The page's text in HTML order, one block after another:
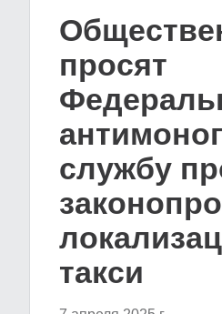
просят
службу
такси